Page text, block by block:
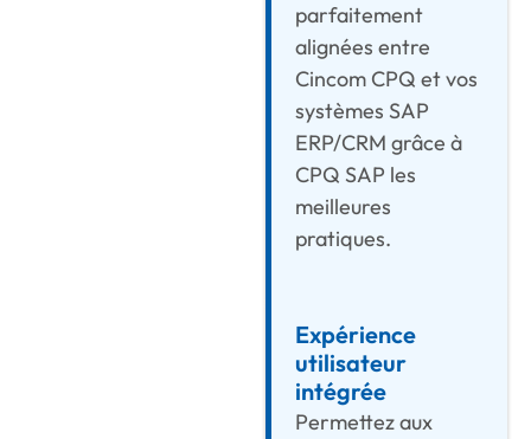
parfaitement
alignées entre
Cincom CPQ et vos
systèmes SAP
ERP/CRM grâce à
CPQ SAP les
meilleures
pratiques.
Expérience
utilisateur
intégrée
Permettez aux